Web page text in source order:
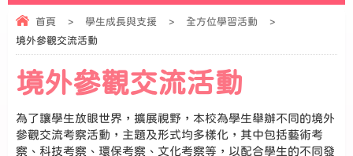
首頁 > 學生成長與支援 > 全方位學習活動
>
境外參觀交流活動
境外參觀交流活動
為了讓學生放眼世界，擴展視野，本校為學生舉辦不同的境外
參觀交流考察活動，主題及形式均多樣化，其中包括藝術考
察、科技考察、環保考察、文化考察等，以配合學生的不同發